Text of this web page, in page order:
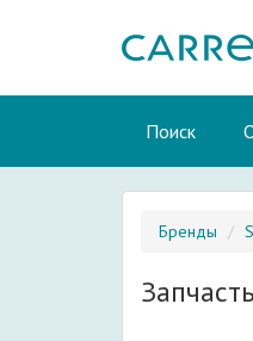
Поиск
Бренды